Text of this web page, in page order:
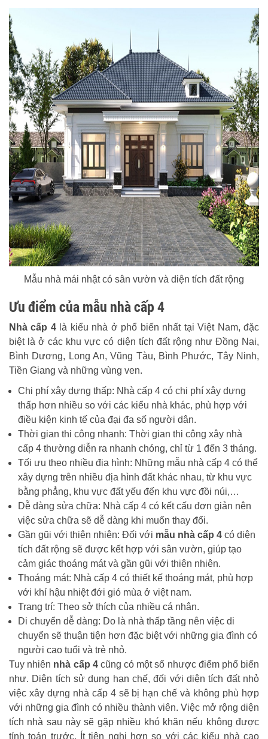
Mẫu nhà mái nhật có sân vườn và diện tích đất rộng
Ưu điểm của mẫu nhà cấp 4
Nhà cấp 4là kiểu nhà ở phổ biến nhất tại Việt Nam, đặc
biệt là ở các khu vực có diện tích đất rộng như Đồng Nai,
Bình Dương, Long An, Vũng Tàu, Bình Phước, Tây Ninh,
Tiền Giang và những vùng ven.
Chi phí xây dựng thấp: Nhà cấp 4 có chi phí xây dựng
thấp hơn nhiều so với các kiểu nhà khác, phù hợp với
điều kiện kinh tế của đại đa số người dân.
Thời gian thi công nhanh: Thời gian thi công xây nhà
cấp 4 thường diễn ra nhanh chóng, chỉ từ 1 đến 3 tháng.
Tối ưu theo nhiều địa hình: Những mẫu nhà cấp 4 có thể
xây dựng trên nhiều địa hình đất khác nhau, từ khu vực
bằng phẳng, khu vực đất yếu đến khu vực đồi núi,…
Dễ dàng sửa chữa: Nhà cấp 4 có kết cấu đơn giản nên
việc sửa chữa sẽ dễ dàng khi muốn thay đổi.
Gần gũi với thiên nhiên: Đối với mẫu nhà cấp 4 có diện
tích đất rộng sẽ được kết hợp với sân vườn, giúp tạo
cảm giác thoáng mát và gần gũi với thiên nhiên.
Thoáng mát: Nhà cấp 4 có thiết kế thoáng mát, phù hợp
với khí hậu nhiệt đới gió mùa ở việt nam.
Trang trí: Theo sở thích của nhiều cá nhân.
Di chuyển dễ dàng: Do là nhà thấp tầng nên việc di
chuyển sẽ thuận tiện hơn đặc biệt với những gia đình có
người cao tuổi và trẻ nhỏ.
Tuy nhiên nhà cấp 4cũng có một số nhược điểm phổ biến
như. Diện tích sử dụng hạn chế, đối với diện tích đất nhỏ
việc xây dựng nhà cấp 4 sẽ bị hạn chế và không phù hợp
với những gia đình có nhiều thành viên. Việc mở rộng diện
tích nhà sau này sẽ gặp nhiều khó khăn nếu không được
tính toán trước. Ít tiện nghi hơn so với các kiểu nhà cao